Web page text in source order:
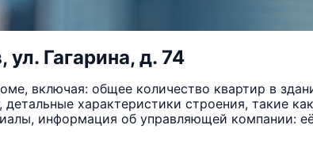
ул. Гагарина, д. 74
включая: общее количество квартир в
характеристики строения, такие
информация об управляющей компании: